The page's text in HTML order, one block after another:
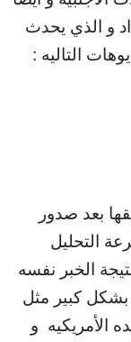
و الذي يحدث
التاليه :
بعد صدور
التحليل
الخبر نفسه
بشكل كبير مثل
الأمريكيه و